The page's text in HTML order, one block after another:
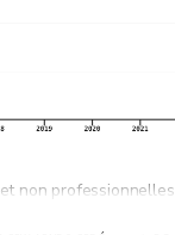
non professionnelles